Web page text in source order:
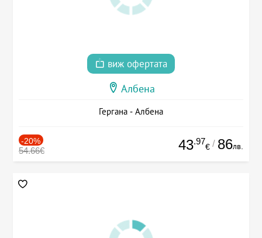
виж офертата
Албена
Гергана - Албена
-20%
54.66€ 43.97
€ / 86лв.